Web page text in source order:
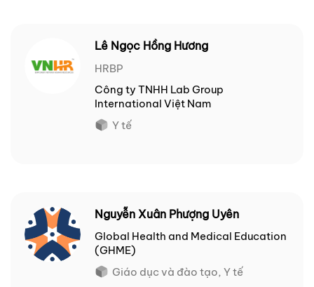
Lê Ngọc Hồng Hương
HRBP
Công ty TNHH Lab Group
International Việt Nam
Y tế
Nguyễn Xuân Phượng Uyên
Global Health and Medical Education
(GHME)
Giáo dục và đào tạo, Y tế